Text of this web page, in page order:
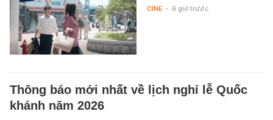
CINE - 6 giờ trước
Thông báo mới nhất về lịch nghỉ lễ Quốc
khánh năm 2026